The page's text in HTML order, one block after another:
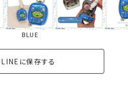
BLUE
に保存する